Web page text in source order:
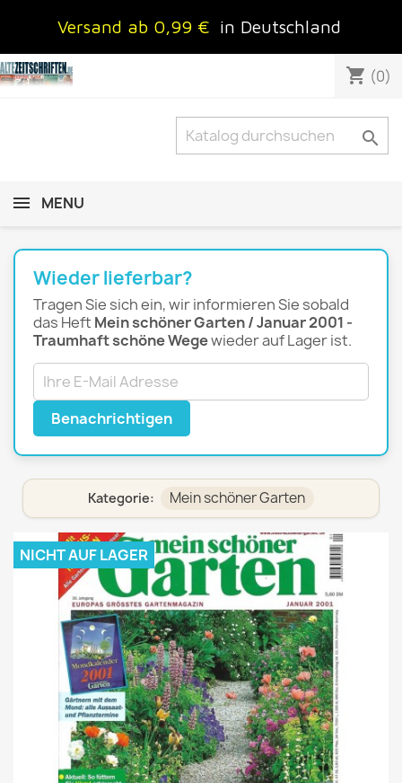
Versand ab 0,99 € in Deutschland
shopping_cart (0)

MENU
Wieder lieferbar?
Tragen Sie sich ein, wir informieren Sie sobald
das Heft Mein schöner Garten / Januar 2001 -
Traumhaft schöne Wegewieder auf Lager ist.
Benachrichtigen
Kategorie: Mein schöner Garten
NICHT AUF LAGER